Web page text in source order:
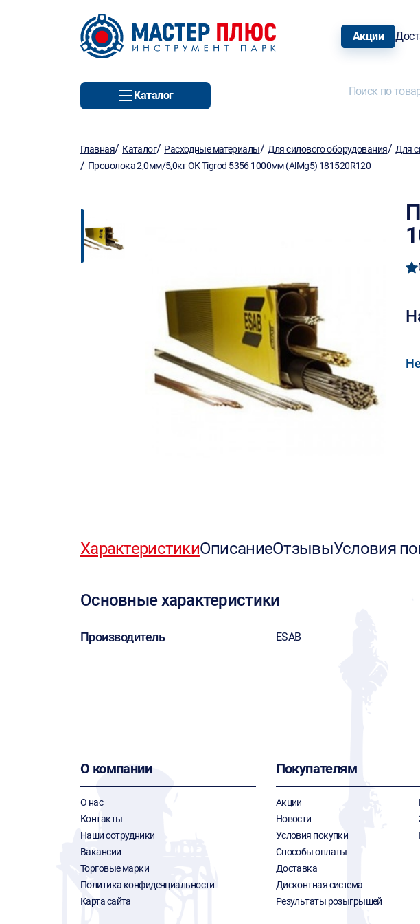
Акции
Каталог
Главная/ Каталог/ Расходные материалы/ Для силового оборудования/ Для
/ Проволока 2,0мм/5,0кг ОК Tigrod 5356 1000мм (AlMg5) 181520R120
ХарактеристикиОписаниеОтзывыУсловия
Основные характеристики
Производитель ESAB
О компании
О нас
Контакты
Наши сотрудники
Вакансии
Торговые марки
Политика конфиденциальности
Карта сайта
Покупателям
Акции
Новости
Условия покупки
Способы оплаты
Доставка
Дисконтная система
Результаты розыгрышей